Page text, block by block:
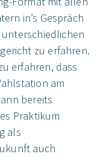
in’s Gespräch
zu erfahren.
erfahren, dass
am
bereits
Praktikum
als
auch